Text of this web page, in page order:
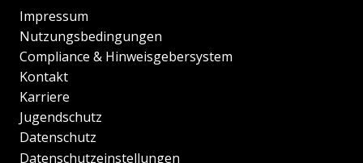
Impressum
Nutzungsbedingungen
Compliance & Hinweisgebersystem
Kontakt
Karriere
Jugendschutz
Datenschutz
Datenschutzeinstellungen